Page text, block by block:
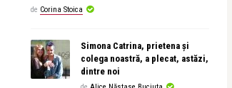
de Corina Stoica
Simona Catrina, prietena și
colega noastră, a plecat, astăzi,
dintre noi